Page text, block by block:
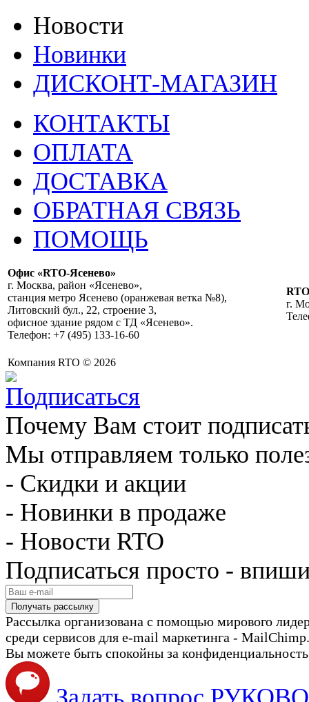
Новости
Новинки
ДИСКОНТ-МАГАЗИН
КОНТАКТЫ
ОПЛАТА
ДОСТАВКА
ОБРАТНАЯ СВЯЗЬ
ПОМОЩЬ
Офис «RTO-Ясенево»
г. Москва, район «Ясенево»,
станция метро Ясенево (оранжевая ветка №8),
Литовский бул., 22, строение 3,
офисное здание рядом с ТД «Ясенево».
Телефон: +7 (495) 133-16-60
г.
Компания RTO © 2026
Почему Вам стоит
Мы отправляем только
- Скидки и акции
- Новинки в продаже
- Новости RTO
Подписаться просто -
Рассылка организована с помощью мирового
среди сервисов для e-mail маркетинга - MailChimp.
Вы можете быть спокойны за